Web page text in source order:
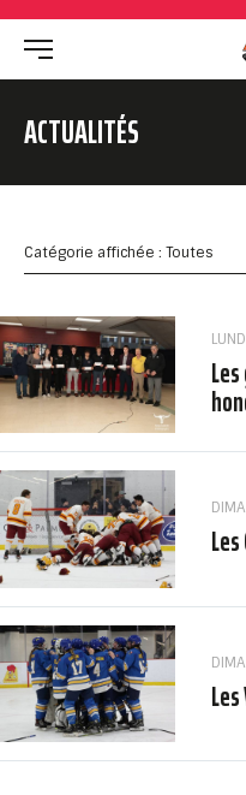
ACTUALITÉS
Catégorie affichée : Toutes